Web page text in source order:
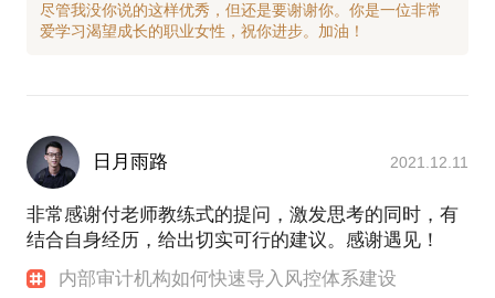
尽管我没你说的这样优秀，但还是要谢谢你。你是一位非常
日月雨路 2021.12.11
非常感谢付老师教练式的提问，激发思考的同时，有
结合自身经历，给出切实可行的建议。感谢遇见！
内部审计机构如何快速导入风控体系建设